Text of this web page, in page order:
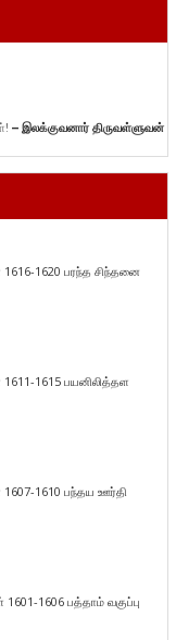
– இலக்குவனார் திருவள்ளுவன்
1620 பரந்த சிந்தனை
1615 பயனிலித்தள
1610 பந்தய ஊர்தி
1606 பத்தாம் வகுப்பு